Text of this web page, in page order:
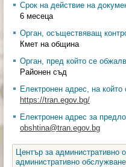
Срок на действие на
6 месеца
Орган, осъществяващ
Кмет на община
Орган, пред който се
Районен съд
Електронен адрес, на който
https://tran.egov.bg/
Електронен адрес за
obshtina@tran.egov.bg
Център за административно
административно обслужване